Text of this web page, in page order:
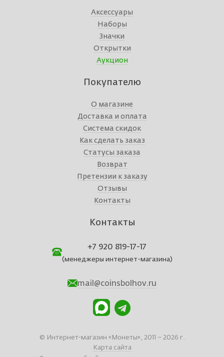
Аксессуары
Наборы
Значки
Открытки
Аукцион
Покупателю
О магазине
Доставка и оплата
Система скидок
Как сделать заказ
Статусы заказа
Возврат
Претензии к заказу
Отзывы
Контакты
Контакты
+7 920 819-17-17
(менеджеры интернет-магазина)
mail@coinsbolhov.ru
© Интернет-магазин «Монеты», 2011 – 2026 г.
Карта сайта